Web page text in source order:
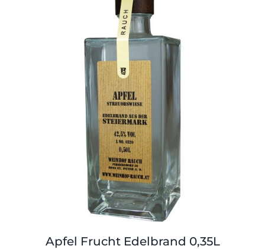
Shop
Kontakt
Apfel Frucht Edelbrand 0,35L